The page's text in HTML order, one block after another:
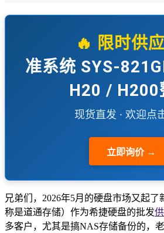
🔥 限时供
准系统 SYS-
H20 / H200
现货直发 · 欢迎点
立即询价 →
兄弟们，2026年5月的硬盘市场又起
称是道通存储）作为希捷硬盘的批发
多客户，尤其是搞NAS存储备份的，